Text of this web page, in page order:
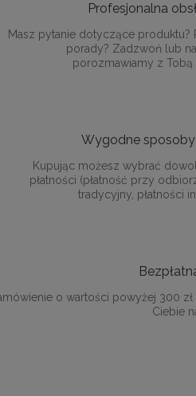
Profesjonalna
Masz pytanie dotyczące produktu?
porady? Zadzwoń lub
porozmawiamy z Tobą
Wygodne sposoby
Kupując możesz wybrać
płatności (płatność przy
tradycyjny, płatności
o wartości powyżej 300
Ciebie